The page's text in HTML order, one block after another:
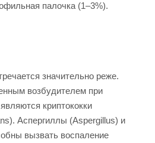
палочка (1–3%).
значительно реже.
возбудителем при
криптококки
Аспергиллы (Aspergillus) и
вызвать воспаление